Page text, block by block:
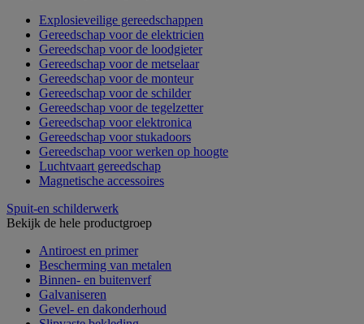
Explosieveilige gereedschappen
Gereedschap voor de elektricien
Gereedschap voor de loodgieter
Gereedschap voor de metselaar
Gereedschap voor de monteur
Gereedschap voor de schilder
Gereedschap voor de tegelzetter
Gereedschap voor elektronica
Gereedschap voor stukadoors
Gereedschap voor werken op hoogte
Luchtvaart gereedschap
Magnetische accessoires
Spuit-en schilderwerk
Bekijk de hele productgroep
Antiroest en primer
Bescherming van metalen
Binnen- en buitenverf
Galvaniseren
Gevel- en dakonderhoud